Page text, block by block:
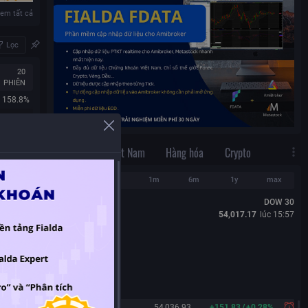
tất cả
Lọc
20
PHIÊN
158.8%
261.23%
208.09%
145.33%
Việt Nam Hàng hóa Crypto
1m 6m 1y max
DOW 30
54,017.17 lúc 15:57